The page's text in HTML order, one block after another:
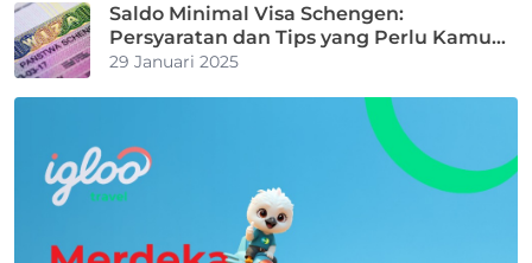
Saldo Minimal Visa Schengen:
Persyaratan dan Tips yang Perlu Kamu
Tahu
29 Januari 2025